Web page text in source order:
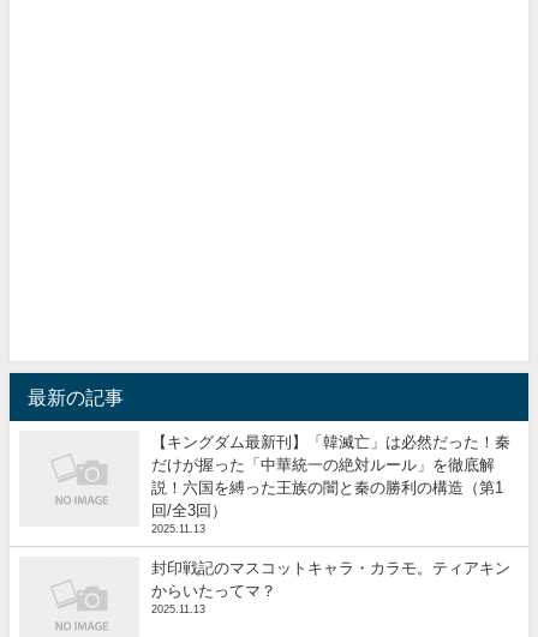
最新の記事
【キングダム最新刊】「韓滅亡」は必然だった！秦
だけが握った「中華統一の絶対ルール」を徹底解
説！六国を縛った王族の闇と秦の勝利の構造（第1
回/全3回）
2025.11.13
封印戦記のマスコットキャラ・カラモ。ティアキン
からいたってマ？
2025.11.13